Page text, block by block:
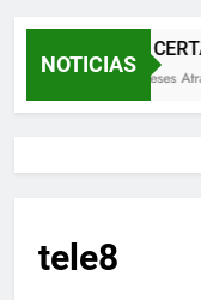
NOTICIAS
XII
2 Meses Atrás
tele8